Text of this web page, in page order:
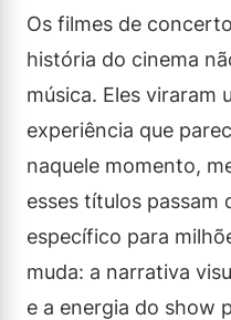
Os filmes de
história do cinema
música. Eles viraram
experiência que
naquele momento,
esses títulos passam
específico para
muda: a narrativa
e a energia do show